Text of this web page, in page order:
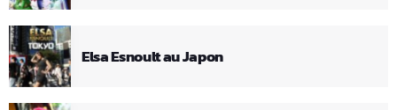
Elsa Esnoult au Japon